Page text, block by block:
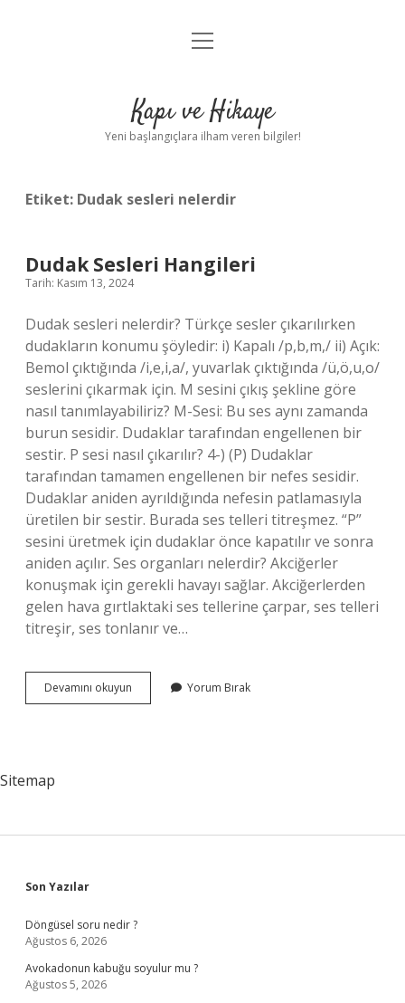
Anasayfa
Yasal Uyarı
menüyü
Kapı ve Hikaye
Yeni başlangıçlara ilham veren bilgiler!
Etiket: Dudak sesleri nelerdir
Dudak Sesleri Hangileri
Tarih: Kasım 13, 2024
Dudak sesleri nelerdir? Türkçe sesler çıkarılırken
dudakların konumu şöyledir: i) Kapalı /p,b,m,/ ii) Açık:
Bemol çıktığında /i,e,i,a/, yuvarlak çıktığında /ü,ö,u,o/
seslerini çıkarmak için. M sesini çıkış şekline göre
nasıl tanımlayabiliriz? M-Sesi: Bu ses aynı zamanda
burun sesidir. Dudaklar tarafından engellenen bir
sestir. P sesi nasıl çıkarılır? 4-) (P) Dudaklar
tarafından tamamen engellenen bir nefes sesidir.
Dudaklar aniden ayrıldığında nefesin patlamasıyla
üretilen bir sestir. Burada ses telleri titreşmez. “P”
sesini üretmek için dudaklar önce kapatılır ve sonra
aniden açılır. Ses organları nelerdir? Akciğerler
konuşmak için gerekli havayı sağlar. Akciğerlerden
gelen hava gırtlaktaki ses tellerine çarpar, ses telleri
titreşir, ses tonlanır ve…
Devamını okuyun
Sesleri
Yorum Bırak
Sitemap
Sidebar
Son Yazılar
Döngüsel soru nedir ?
Ağustos 6, 2026
Avokadonun kabuğu soyulur mu ?
Ağustos 5, 2026